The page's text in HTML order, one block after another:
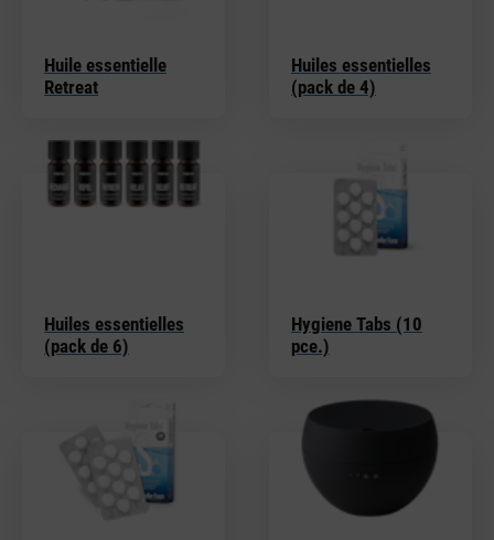
Huile essentielle
Retreat
Huiles essentielles
(pack de 4)
Huiles essentielles
(pack de 6)
Hygiene Tabs (10
pce.)